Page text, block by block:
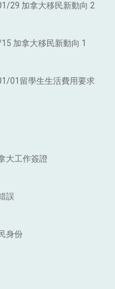
29 加拿大移民新動向 2
加拿大移民新動向 1
01留學生生活費用要求
大工作簽證
誤
身份